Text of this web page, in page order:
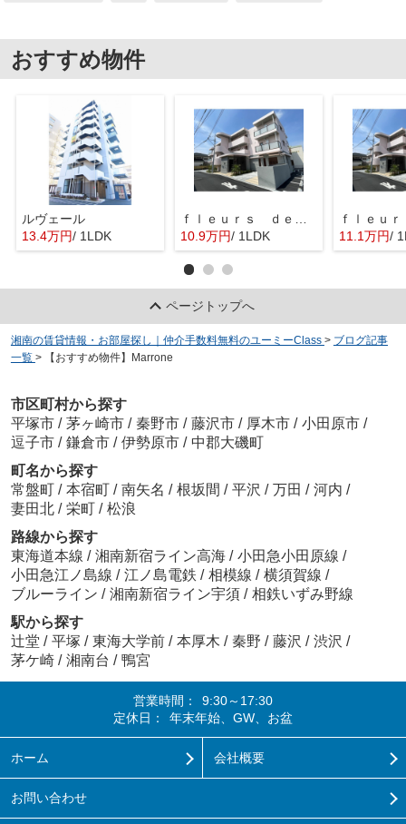
おすすめ物件
ルヴェール
13.4万円/ 1LDK
10.9万円/ 1LDK 11.1万円/
ページトップへ
湘南の賃貸情報・お部屋探し｜仲介手数料無料のユーミーClass > ブログ記事
一覧 > 【おすすめ物件】Marrone
市区町村から探す
平塚市 / 茅ヶ崎市 / 秦野市 / 藤沢市 / 厚木市 / 小田原市 /
逗子市 / 鎌倉市 / 伊勢原市 / 中郡大磯町
町名から探す
常盤町 / 本宿町 / 南矢名 / 根坂間 / 平沢 / 万田 / 河内 /
妻田北 / 栄町 / 松浪
路線から探す
東海道本線 / 湘南新宿ライン高海 / 小田急小田原線 /
小田急江ノ島線 / 江ノ島電鉄 / 相模線 / 横須賀線 /
ブルーライン / 湘南新宿ライン宇須 / 相鉄いずみ野線
駅から探す
辻堂 / 平塚 / 東海大学前 / 本厚木 / 秦野 / 藤沢 / 渋沢 /
茅ケ崎 / 湘南台 / 鴨宮
営業時間：
9:30～17:30
定休日：
年末年始、GW、お盆
ホーム 会社概要
お問い合わせ